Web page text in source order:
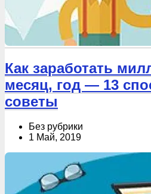
Как заработать
месяц, год — 13
советы
Без рубрики
1 Май, 2019